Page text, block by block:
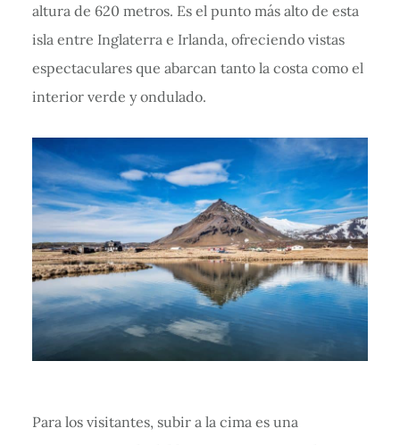
altura de 620 metros. Es el punto más alto de esta
isla entre Inglaterra e Irlanda, ofreciendo vistas
espectaculares que abarcan tanto la costa como el
interior verde y ondulado.
Para los visitantes, subir a la cima es una